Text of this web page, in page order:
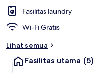
Fasilitas laundry
Wi-Fi Gratis
Lihat semua
Fasilitas utama (5)